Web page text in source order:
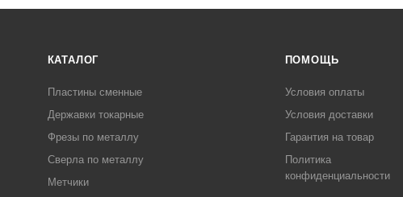
КАТАЛОГ
Пластины сменные
Державки токарные
Фрезы по металлу
Сверла по металлу
Метчики
ПОМОЩЬ
Условия оплаты
Условия доставки
Гарантия на товар
Политика
конфиденциальности